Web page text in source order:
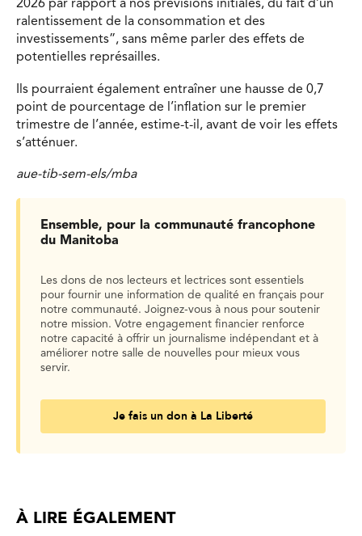
2026 par rapport à nos prévisions initiales, du fait d’un
ralentissement de la consommation et des
investissements”, sans même parler des effets de
potentielles représailles.
Ils pourraient également entraîner une hausse de 0,7
point de pourcentage de l’inflation sur le premier
trimestre de l’année, estime-t-il, avant de voir les effets
s’atténuer.
aue-tib-sem-els/mba
Ensemble, pour la communauté francophone
du Manitoba
Les dons de nos lecteurs et lectrices sont essentiels
pour fournir une information de qualité en français pour
notre communauté. Joignez-vous à nous pour soutenir
notre mission. Votre engagement financier renforce
notre capacité à offrir un journalisme indépendant et à
améliorer notre salle de nouvelles pour mieux vous
servir.
Je fais un don à La Liberté
À LIRE ÉGALEMENT